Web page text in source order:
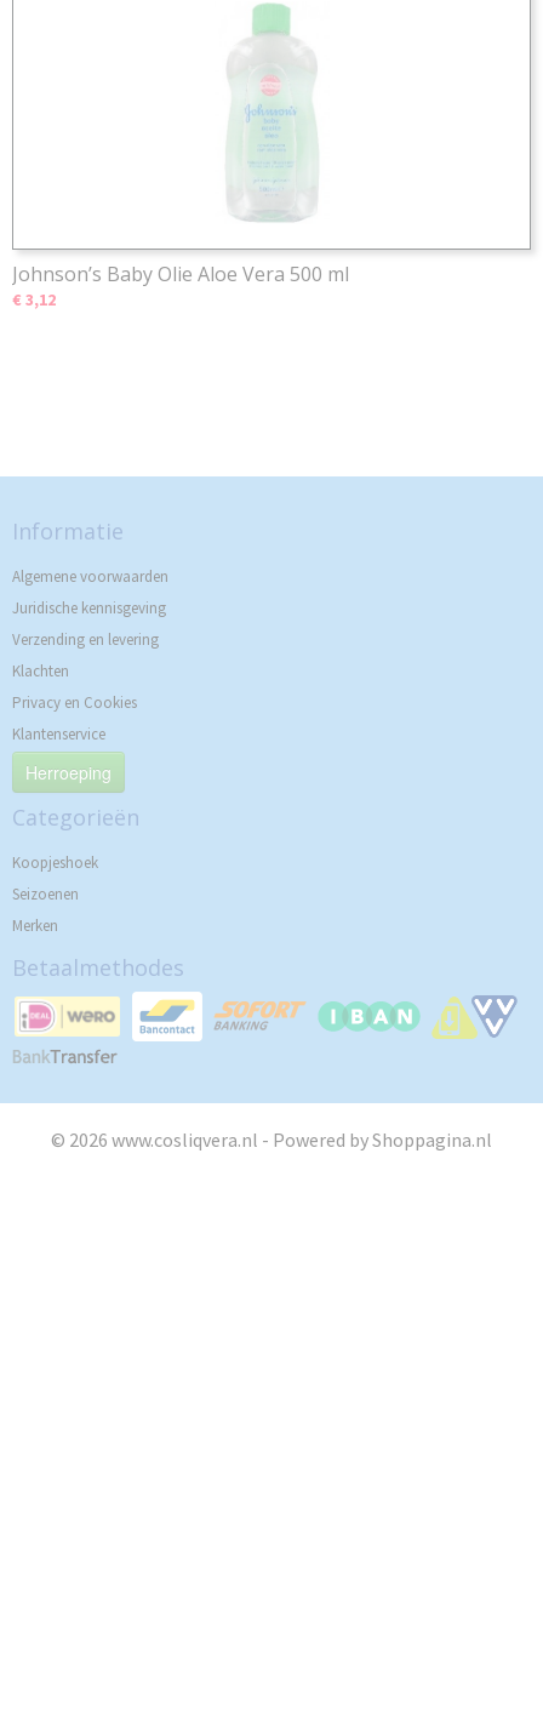
Johnson’s Baby Olie Aloe Vera 500 ml
€ 3,12
Informatie
Algemene voorwaarden
Juridische kennisgeving
Verzending en levering
Klachten
Privacy en Cookies
Klantenservice
Herroeping
Categorieën
Koopjeshoek
Seizoenen
Merken
Betaalmethodes
© 2026 www.cosliqvera.nl - Powered by Shoppagina.nl